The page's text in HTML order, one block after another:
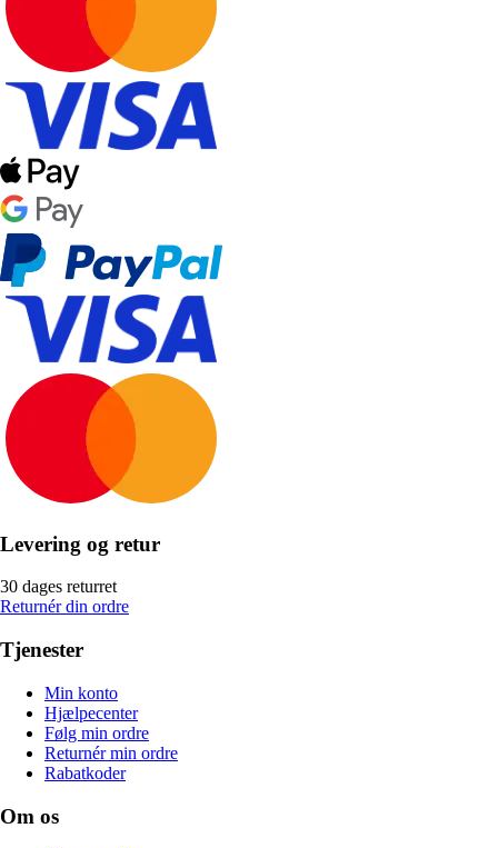
Levering og retur
30 dages returret
Returnér din ordre
Tjenester
Min konto
Hjælpecenter
Følg min ordre
Returnér min ordre
Rabatkoder
Om os